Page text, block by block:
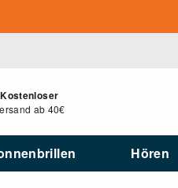
Kostenloser
ab 40€
Hören